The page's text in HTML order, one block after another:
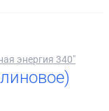
энергия 340"